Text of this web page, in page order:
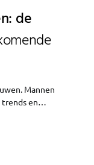
de
Mannen
trends en…